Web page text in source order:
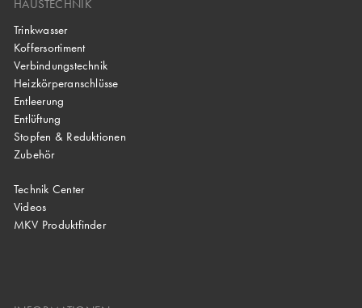
HAUSTECHNIK
Trinkwasser
Koffersortiment
Verbindungstechnik
Heizkörperanschlüsse
Entleerung
Entlüftung
Stopfen & Reduktionen
Zubehör
Technik Center
Videos
MKV Produktfinder